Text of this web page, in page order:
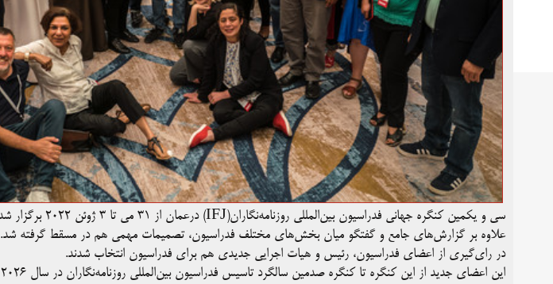
سی و یکمین کنگره جهانی فدراسیون بین‌المللی روزنامه‌نگاران(IFJ)
درعمان از ۳۱ می تا ۳ ژوئن ۲۰۲۲ برگزار شد.
علاوه بر گزارش‌های جامع و گفتگو میان بخش‌های مختلف فدراسیون، تصمیمات مهمی هم در مسقط گرفته شد.
در رای‌گیری‌ از اعضای فدراسیون، رئیس و هیات اجرایی جدیدی هم برای فدراسیون انتخاب شدند.
این اعضای جدید از این کنگره تا کنگره صدمین سالگرد تاسیس فدراسیون بین‌المللی روزنامه‌نگاران در سال ۲۰۲۶ مشغول به کار خواهند بود.